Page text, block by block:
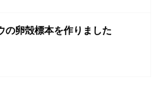
の卵殻標本を作りました